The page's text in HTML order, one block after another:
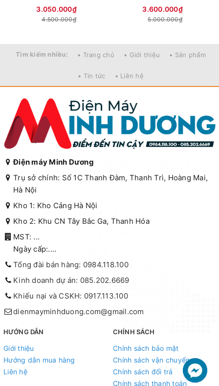
3.050.000₫
4.500.000₫
3.600.000₫
5.000.000₫
Tìm kiếm nhiều: • Trang chủ • Giới thiệu • Sản phẩm
• Tin tức • Liên hệ
Điện máy Minh Dương
Trụ sở chính: Số 1C Thanh Đàm, Thanh Trì, Hoàng Mai,
Hà Nội
Kho 1: Kho Cảng Hà Nội
Kho 2: Khu CN Tây Bắc Ga, Thanh Hóa
MST: ...
Ngày cấp:....
Tổng đài bán hàng: 0984.118.100
Kinh doanh dự án: 085.202.6669
Khiếu nại và CSKH: 0917.113.100
dienmayminhduong.com@gmail.com
HƯỚNG DẪN
Giới thiệu
Hướng dẫn mua hàng
Liên hệ
CHÍNH SÁCH
Chính sách bảo mật
Chính sách vận chuyển
Chính sách đổi trả
Chính sách thanh toán